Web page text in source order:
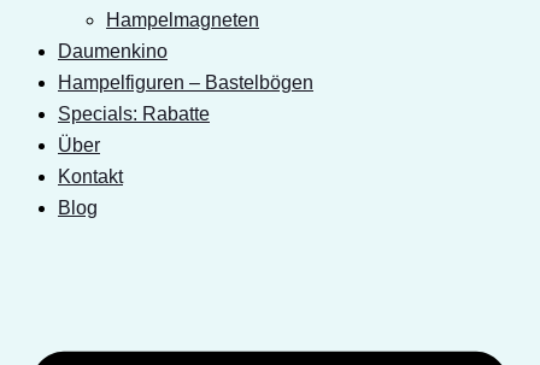
Hampelmagneten
Daumenkino
Hampelfiguren – Bastelbögen
Specials: Rabatte
Über
Kontakt
Blog